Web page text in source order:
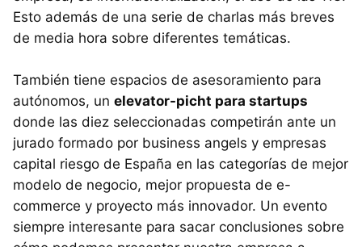
Esto además de una serie de charlas más breves
de media hora sobre diferentes temáticas.
También tiene espacios de asesoramiento para
autónomos, un elevator-picht para startups
donde las diez seleccionadas competirán ante un
jurado formado por business angels y empresas
capital riesgo de España en las categorías de mejor
modelo de negocio, mejor propuesta de e-
commerce y proyecto más innovador. Un evento
siempre interesante para sacar conclusiones sobre